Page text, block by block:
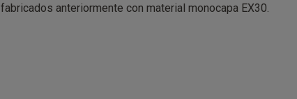
fabricados anteriormente con material monocapa EX30.